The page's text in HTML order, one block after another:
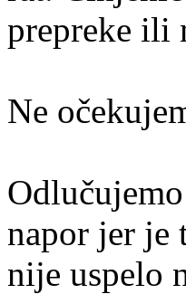
prepreke ili
Ne
napor jer je
nije uspelo